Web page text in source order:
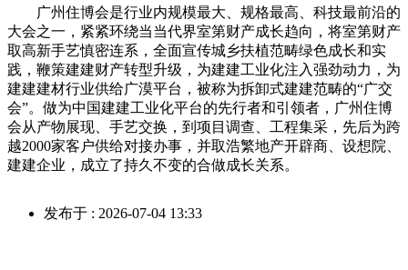
广州住博会是行业内规模最大、规格最高、科技最前沿的
大会之一，紧紧环绕当当代界室第财产成长趋向，将室第财产
取高新手艺慎密连系，全面宣传城乡扶植范畴绿色成长和实
践，鞭策建建财产转型升级，为建建工业化注入强劲动力，为
建建建材行业供给广漠平台，被称为拆卸式建建范畴的“广交
会”。做为中国建建工业化平台的先行者和引领者，广州住博
会从产物展现、手艺交换，到项目调查、工程集采，先后为跨
越2000家客户供给对接办事，并取浩繁地产开辟商、设想院、
建建企业，成立了持久不变的合做成长关系。
发布于 : 2026-07-04 13:33